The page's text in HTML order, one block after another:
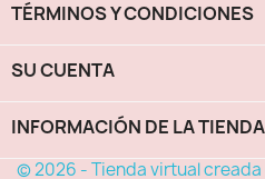
TÉRMINOS Y CONDICIONES
SU CUENTA
INFORMACIÓN DE LA TIENDA
© 2026 - Tienda virtual